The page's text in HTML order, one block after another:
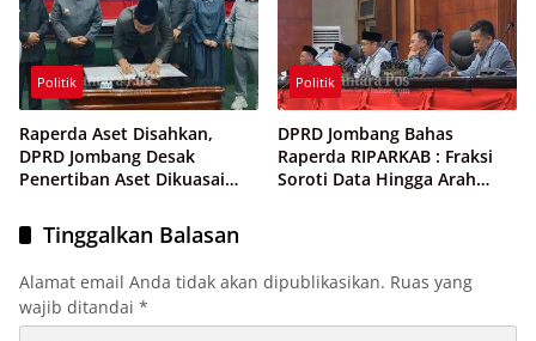
Politik
Raperda Aset Disahkan,
DPRD Jombang Desak
Penertiban Aset Dikuasai
Politik
DPRD Jombang Bahas
Raperda RIPARKAB : Fraksi
Soroti Data Hingga Arah
Tinggalkan Balasan
Alamat email Anda tidak akan dipublikasikan. Ruas yang
wajib ditandai *